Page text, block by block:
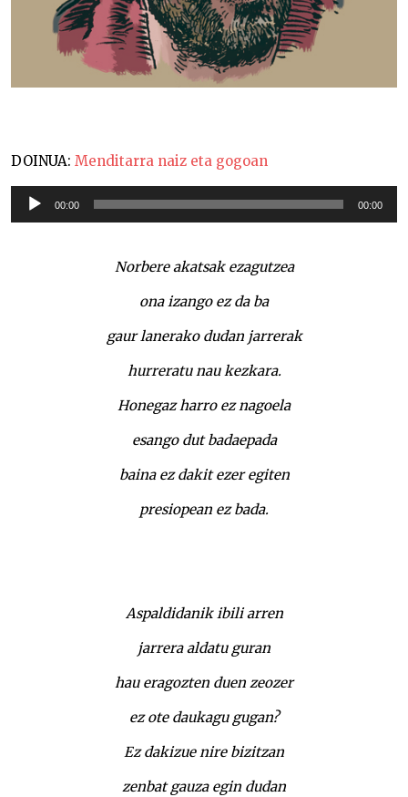
DOINUA: Menditarra naiz eta gogoan
Soinu
erreproduzigailua
00:00 00:00
Norbere akatsak ezagutzea
ona izango ez da ba
gaur lanerako dudan jarrerak
hurreratu nau kezkara.
Honegaz harro ez nagoela
esango dut badaepada
baina ez dakit ezer egiten
presiopean ez bada.
Aspaldidanik ibili arren
jarrera aldatu guran
hau eragozten duen zeozer
ez ote daukagu gugan?
Ez dakizue nire bizitzan
zenbat gauza egin dudan